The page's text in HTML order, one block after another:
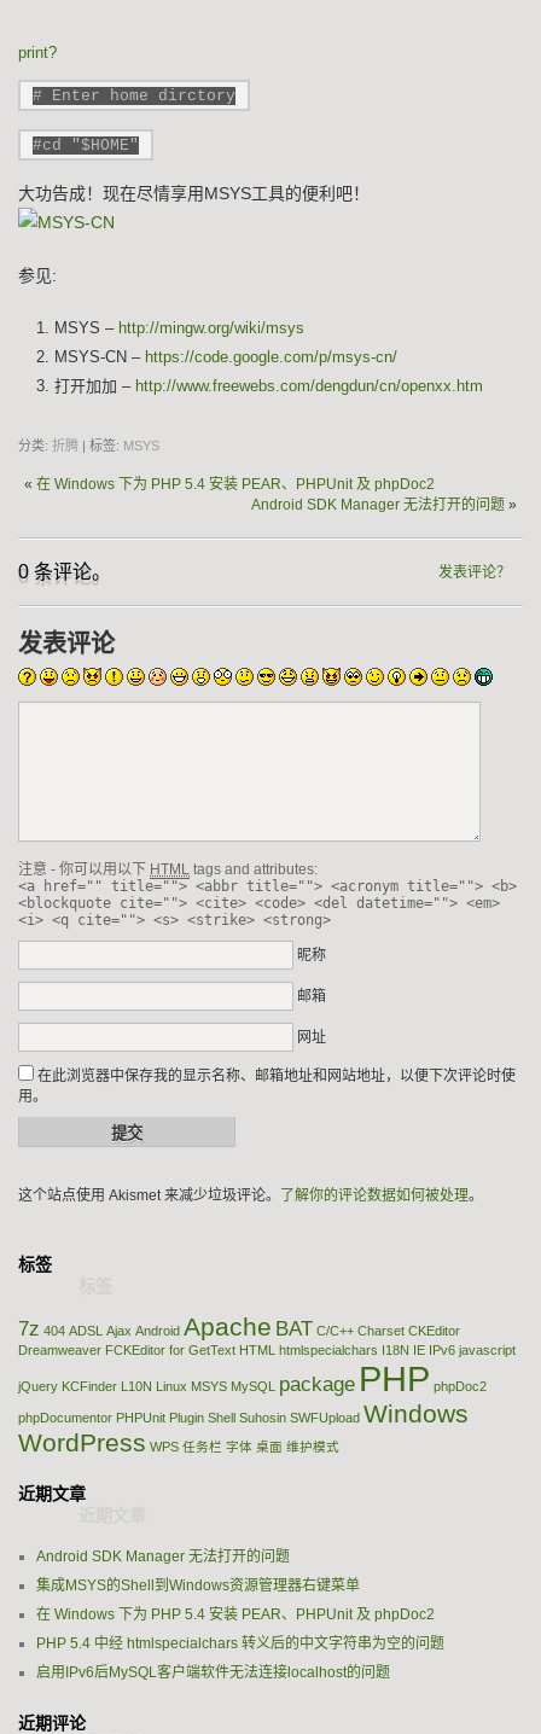
print?
# Enter home dirctory
#cd "$HOME"
大功告成！现在尽情享用MSYS工具的便利吧！
参见:
MSYS – http://mingw.org/wiki/msys
MSYS-CN – https://code.google.com/p/msys-cn/
打开加加 – http://www.freewebs.com/dengdun/cn/openxx.htm
分类: 折腾 | 标签: MSYS
« 在 Windows 下为 PHP 5.4 安装 PEAR、PHPUnit 及 phpDoc2
Android SDK Manager 无法打开的问题 »
发表评论？
0 条评论。
发表评论
注意 - 你可以用以下 HTML tags and attributes:
<a href="" title=""> <abbr title=""> <acronym title=""> <b>
<blockquote cite=""> <cite> <code> <del datetime=""> <em>
<i> <q cite=""> <s> <strike> <strong>
昵称
邮箱
网址
在此浏览器中保存我的显示名称、邮箱地址和网站地址，以便下次评论时使
用。
这个站点使用 Akismet 来减少垃圾评论。 了解你的评论数据如何被处理。
标签
7z 404 ADSL Ajax Android Apache BAT C/C++ Charset CKEditor
Dreamweaver FCKEditor for GetText HTML htmlspecialchars I18N IE IPv6 javascript
jQuery KCFinder L10N Linux MSYS MySQL package PHP phpDoc2
phpDocumentor PHPUnit Plugin Shell Suhosin SWFUpload Windows
WordPress WPS 任务栏 字体 桌面 维护模式
近期文章
Android SDK Manager 无法打开的问题
集成MSYS的Shell到Windows资源管理器右键菜单
在 Windows 下为 PHP 5.4 安装 PEAR、PHPUnit 及 phpDoc2
PHP 5.4 中经 htmlspecialchars 转义后的中文字符串为空的问题
启用IPv6后MySQL客户端软件无法连接localhost的问题
近期评论